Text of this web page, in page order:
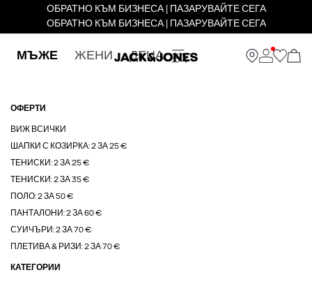
ОБРАТНО КЪМ БИЗНЕСА | ПАЗАРУВАЙТЕ СЕГА
ОБРАТНО КЪМ БИЗНЕСА | ПАЗАРУВАЙТЕ СЕГА
МЪЖЕ ЖЕНИ ДЕЦА
ОФЕРТИ
ВИЖ ВСИЧКИ
ШАПКИ С КОЗИРКА: 2 ЗА 25 €
ТЕНИСКИ: 2 ЗА 25 €
ТЕНИСКИ: 2 ЗА 35 €
ПОЛО: 2 ЗА 50 €
ПАНТАЛОНИ: 2 ЗА 60 €
СУИЧЪРИ: 2 ЗА 70 €
ПЛЕТИВА & РИЗИ: 2 ЗА 70 €
КАТЕГОРИИ